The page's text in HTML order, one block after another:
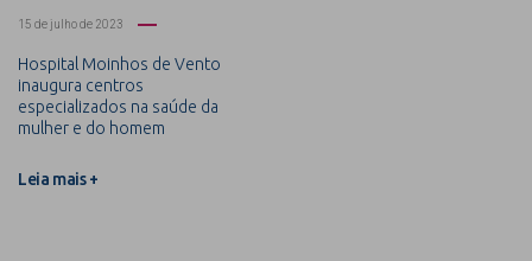
15 de julho de 2023
Hospital Moinhos de Vento
inaugura centros
especializados na saúde da
mulher e do homem
Leia mais +